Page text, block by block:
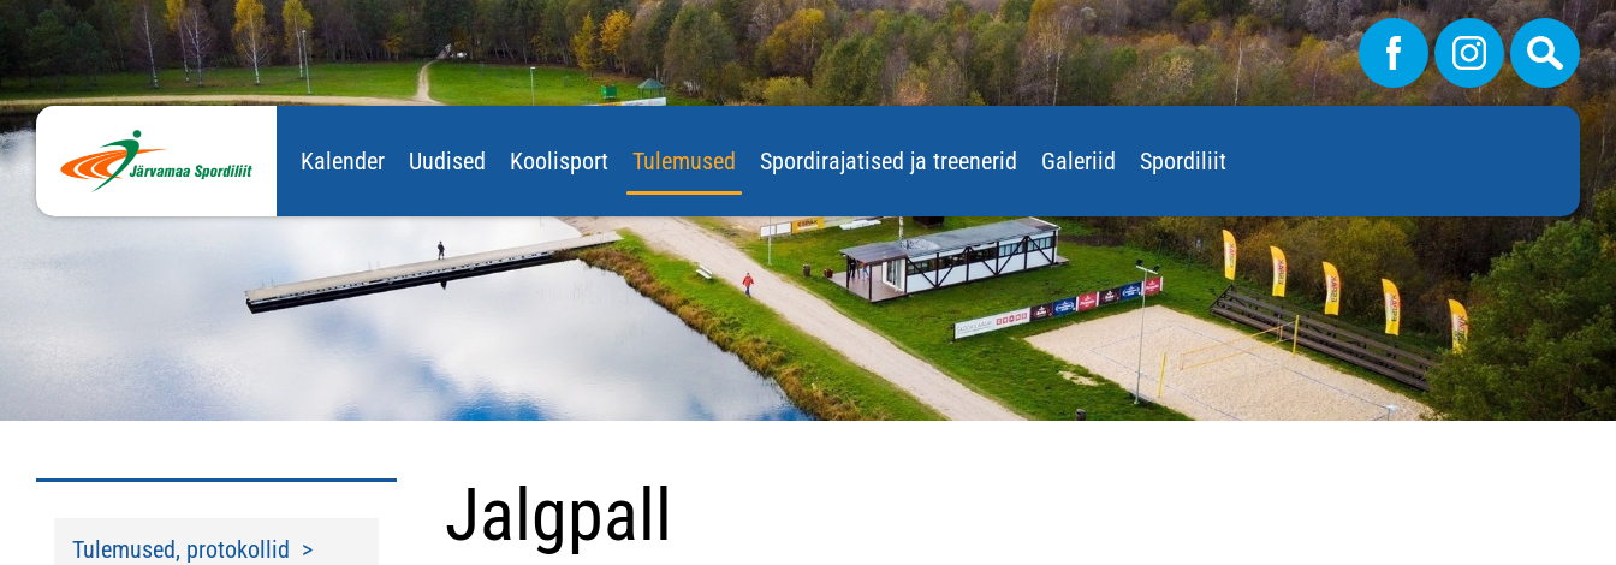
Kalender Uudised Koolisport Tulemused Spordirajatised ja treenerid Galeriid Spordiliit
Tulemused, protokollid Jalgpall